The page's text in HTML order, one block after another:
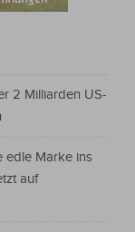
2 Milliarden US-
edle Marke ins
auf